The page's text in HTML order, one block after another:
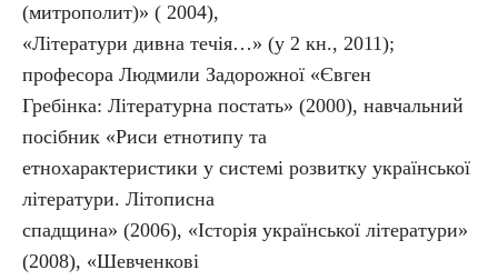
(митрополит)» ( 2004),
«Літератури дивна течія…» (у 2 кн., 2011);
професора Людмили Задорожної «Євген
Гребінка: Літературна постать» (2000), навчальний
посібник «Риси етнотипу та
етнохарактеристики у системі розвитку української
літератури. Літописна
спадщина» (2006), «Історія української літератури»
(2008), «Шевченкові